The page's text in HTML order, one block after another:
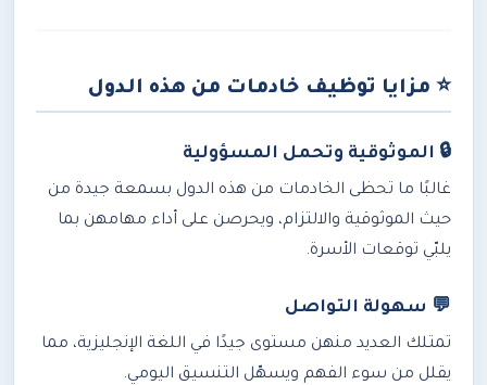
⭐ مزايا توظيف خادمات من هذه الدول
🔒 الموثوقية وتحمل المسؤولية
غالبًا ما تحظى الخادمات من هذه الدول بسمعة جيدة من
حيث الموثوقية والالتزام، ويحرصن على أداء مهامهن بما
يلبّي توقعات الأسرة.
💬 سهولة التواصل
تمتلك العديد منهن مستوى جيدًا في اللغة الإنجليزية، مما
يقلل من سوء الفهم ويسهّل التنسيق اليومي.